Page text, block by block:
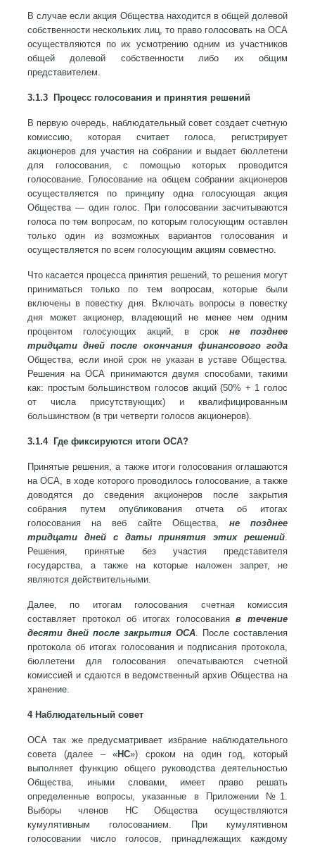
В случае если акция Общества находится в общей долевой
собственности нескольких лиц, то право голосовать на ОСА
осуществляются по их усмотрению одним из участников
общей долевой собственности либо их общим
представителем.
3.1.3 Процесс голосования и принятия решений
В первую очередь, наблюдательный совет создает счетную
комиссию, которая считает голоса, регистрирует
акционеров для участия на собрании и выдает бюллетени
для голосования, с помощью которых проводится
голосование. Голосование на общем собрании акционеров
осуществляется по принципу одна голосующая акция
Общества — один голос. При голосовании засчитываются
голоса по тем вопросам, по которым голосующим оставлен
только один из возможных вариантов голосования и
осуществляется по всем голосующим акциям совместно.
Что касается процесса принятия решений, то решения могут
приниматься только по тем вопросам, которые были
включены в повестку дня. Включать вопросы в повестку
дня может акционер, владеющий не менее чем одним
процентом голосующих акций, в срок не позднее
тридцати дней после окончания финансового года
Общества, если иной срок не указан в уставе Общества.
Решения на ОСА принимаются двумя способами, такими
как: простым большинством голосов акций (50% + 1 голос
от числа присутствующих) и квалифицированным
большинством (в три четверти голосов акционеров).
3.1.4 Где фиксируются итоги ОСА?
Принятые решения, а также итоги голосования оглашаются
на ОСА, в ходе которого проводилось голосование, а также
доводятся до сведения акционеров после закрытия
собрания путем опубликования отчета об итогах
голосования на веб сайте Общества, не позднее
тридцати дней с даты принятия этих решений
Решения, принятые без участия представителя
государства, а также на которые наложен запрет, не
являются действительными.
Далее, по итогам голосования счетная комиссия
составляет протокол об итогах голосованияв течение
десяти дней после закрытия ОСА . После составления
протокола об итогах голосования и подписания протокола,
бюллетени для голосования опечатываются счетной
комиссией и сдаются в ведомственный архив Общества на
хранение.
4 Наблюдательный совет
ОСА так же предусматривает избрание наблюдательного
совета (далее – «НС») сроком на один год, который
выполняет функцию общего руководства деятельностью
Общества, иными словами, имеет право решать
определенные вопросы, указанные в Приложении №1.
Выборы членов НС Общества осуществляются
кумулятивным голосованием. При кумулятивном
голосовании число голосов, принадлежащих каждому